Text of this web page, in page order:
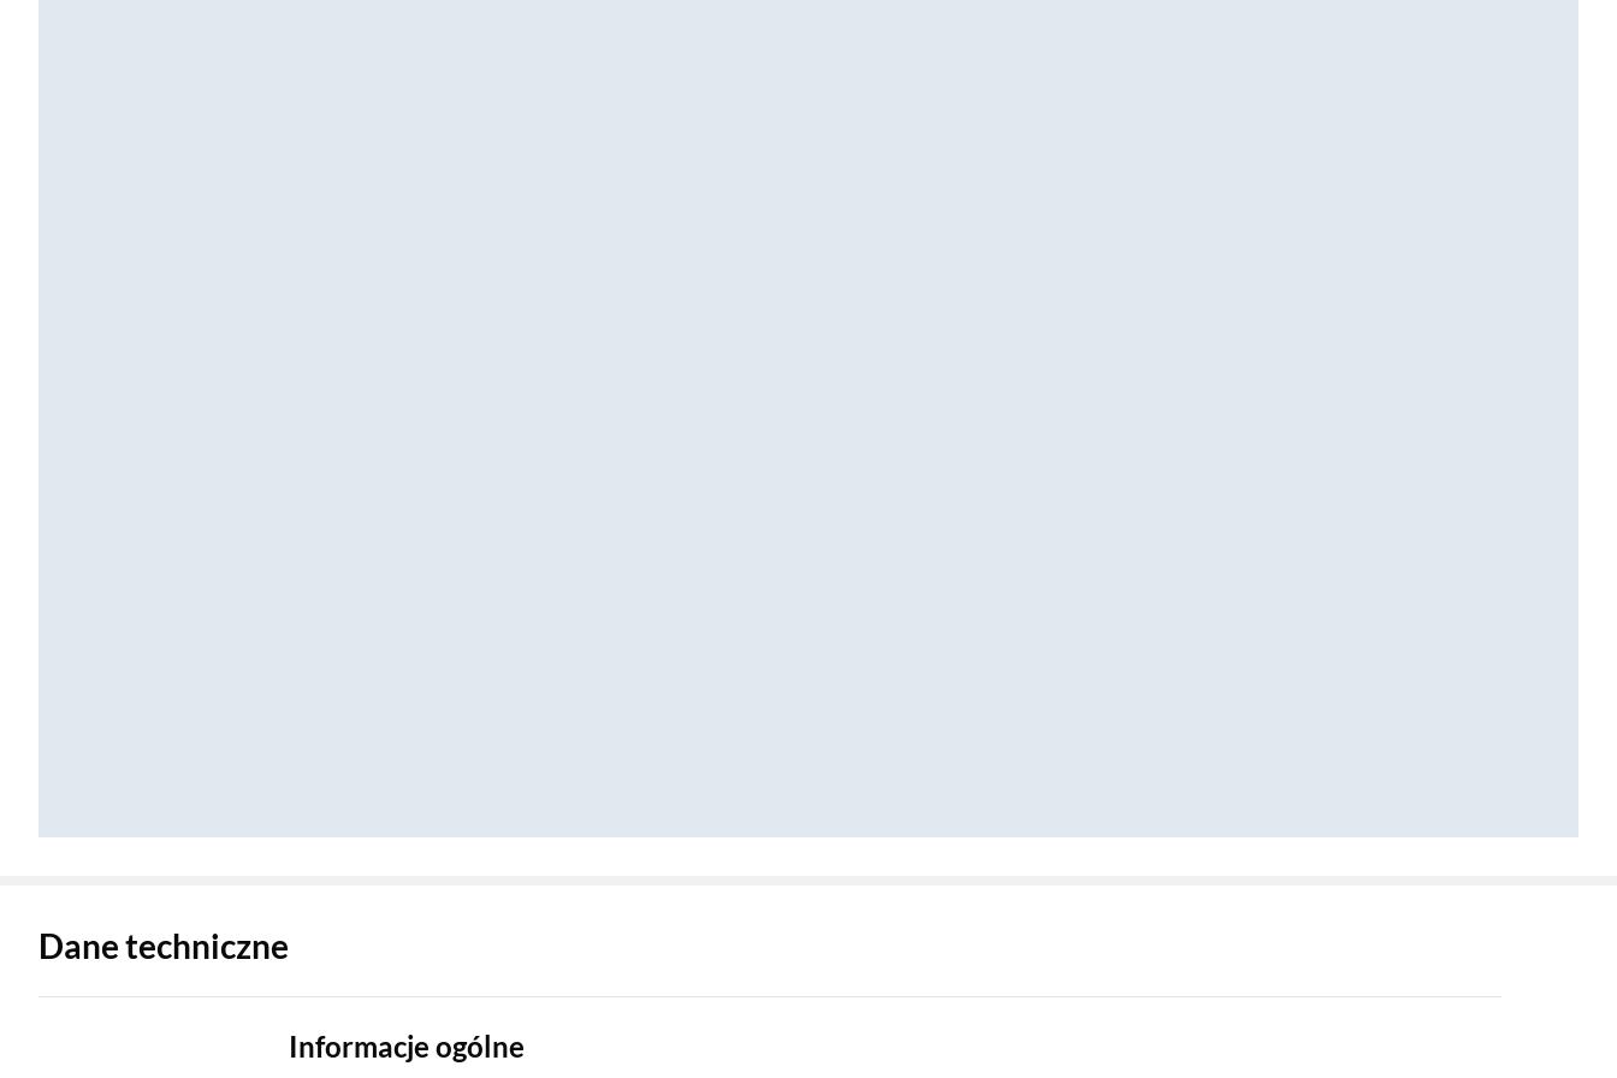
Dane techniczne
Informacje ogólne